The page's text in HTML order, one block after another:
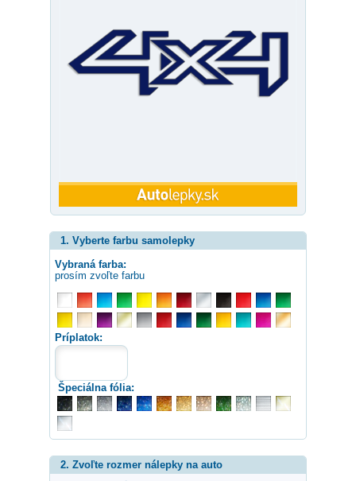
1. Vyberte farbu samolepky
Vybraná farba:
prosím zvoľte farbu
Príplatok:
Špeciálna fólia:
2. Zvoľte rozmer nálepky na auto